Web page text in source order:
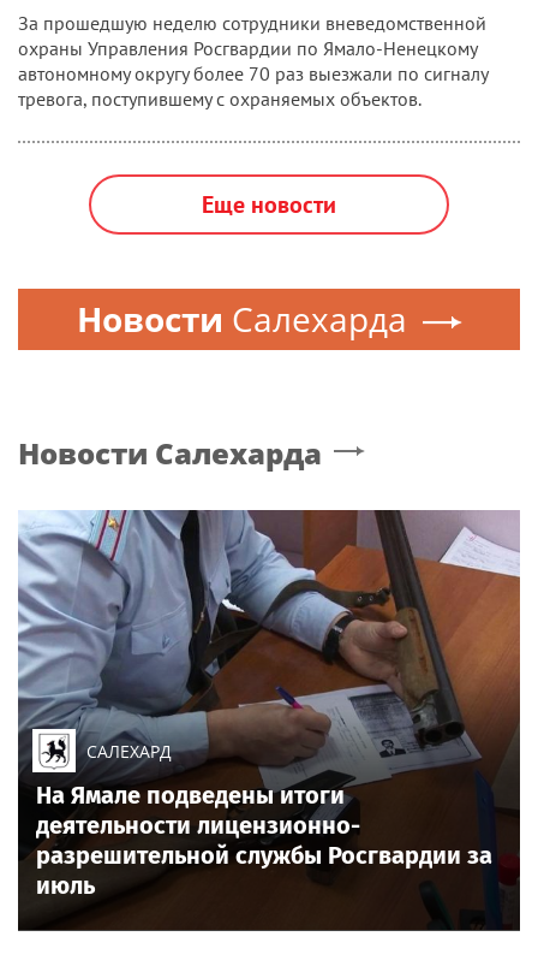
За прошедшую неделю сотрудники вневедомственной
охраны Управления Росгвардии по Ямало-Ненецкому
автономному округу более 70 раз выезжали по сигналу
тревога, поступившему с охраняемых объектов.
Еще новости
Новости Салехарда
Новости Салехарда
САЛЕХАРД
На Ямале подведены итоги
деятельности лицензионно-
разрешительной службы Росгвардии за
июль